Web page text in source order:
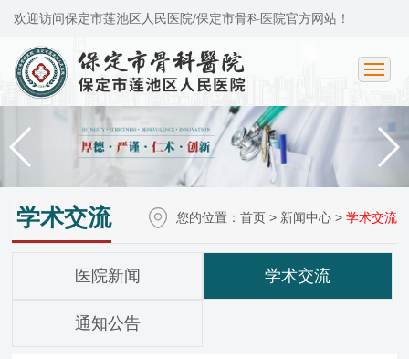
欢迎访问保定市莲池区人民医院/保定市骨科医院官方网站！
您的位置： 首页> 新闻中心> 学术交流
学术交流
医院新闻 学术交流
通知公告